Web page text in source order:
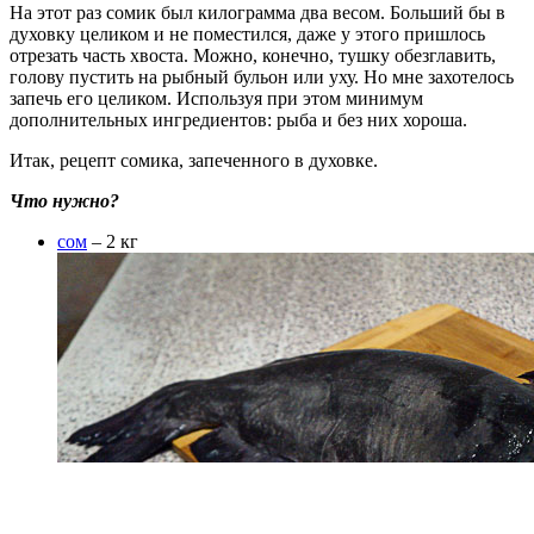
На этот раз сомик был килограмма два весом. Больший бы в
духовку целиком и не поместился, даже у этого пришлось
отрезать часть хвоста. Можно, конечно, тушку обезглавить,
голову пустить на рыбный бульон или уху. Но мне захотелось
запечь его целиком. Используя при этом минимум
дополнительных ингредиентов: рыба и без них хороша.
Итак, рецепт сомика, запеченного в духовке.
Что нужно?
сом – 2 кг